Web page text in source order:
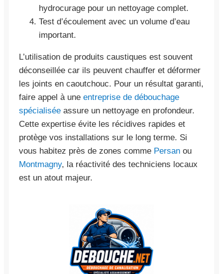
hydrocurage pour un nettoyage complet.
Test d’écoulement avec un volume d’eau
important.
L’utilisation de produits caustiques est souvent
déconseillée car ils peuvent chauffer et déformer
les joints en caoutchouc. Pour un résultat garanti,
faire appel à une entreprise de débouchage
spécialisée assure un nettoyage en profondeur.
Cette expertise évite les récidives rapides et
protège vos installations sur le long terme. Si
vous habitez près de zones comme Persan ou
Montmagny, la réactivité des techniciens locaux
est un atout majeur.